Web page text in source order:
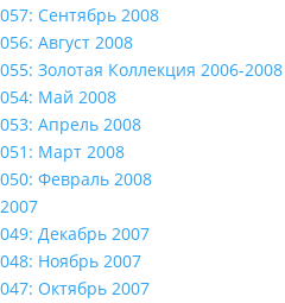
057: Сентябрь 2008
056: Август 2008
055: Золотая Коллекция 2006-2008
054: Май 2008
053: Апрель 2008
051: Март 2008
050: Февраль 2008
2007
049: Декабрь 2007
048: Ноябрь 2007
047: Октябрь 2007